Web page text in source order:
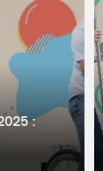
:
de la